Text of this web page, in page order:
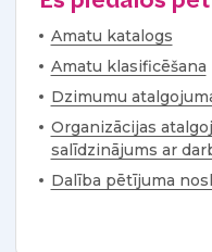
Amatu katalogs
Amatu klasificēšana
Dzimumu
Organizācijas
salīdzinājums ar
Dalība pētījuma